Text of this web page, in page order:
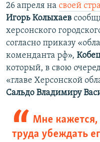
26 апреля на своей
Игорь Колыхаев
херсонского
согласно приказу
коменданта рф»,
который, в свою
«главе Херсонской
Сальдо Владимиру
Мне кажется,
труда убеждать